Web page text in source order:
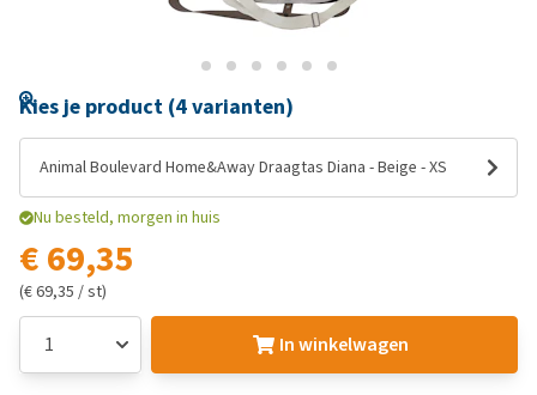
Kies je product (4 varianten)
Animal Boulevard Home&Away Draagtas Diana - Beige - XS
Nu besteld, morgen in huis
€ 69,35
(€ 69,35 / st)
In winkelwagen